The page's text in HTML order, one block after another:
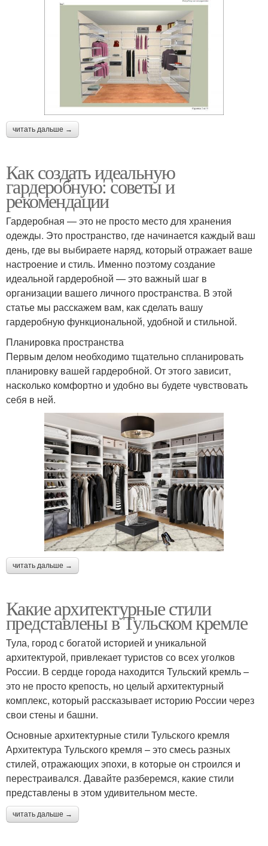
читать дальше →
Как создать идеальную
гардеробную: советы и
рекомендации
Гардеробная — это не просто место для хранения
одежды. Это пространство, где начинается каждый ваш
день, где вы выбираете наряд, который отражает ваше
настроение и стиль. Именно поэтому создание
идеальной гардеробной — это важный шаг в
организации вашего личного пространства. В этой
статье мы расскажем вам, как сделать вашу
гардеробную функциональной, удобной и стильной.
Планировка пространства
Первым делом необходимо тщательно спланировать
планировку вашей гардеробной. От этого зависит,
насколько комфортно и удобно вы будете чувствовать
себя в ней.
читать дальше →
Какие архитектурные стили
представлены в Тульском кремле
Тула, город с богатой историей и уникальной
архитектурой, привлекает туристов со всех уголков
России. В сердце города находится Тульский кремль –
это не просто крепость, но целый архитектурный
комплекс, который рассказывает историю России через
свои стены и башни.
Основные архитектурные стили Тульского кремля
Архитектура Тульского кремля – это смесь разных
стилей, отражающих эпохи, в которые он строился и
перестраивался. Давайте разберемся, какие стили
представлены в этом удивительном месте.
читать дальше →